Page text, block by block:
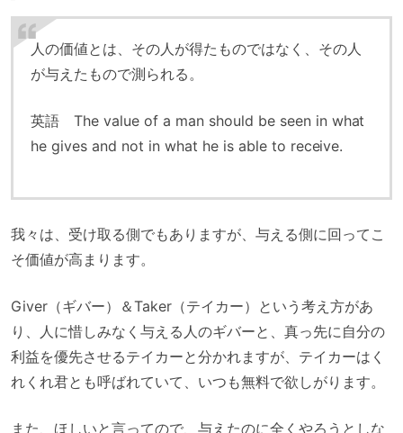
人の価値とは、その人が得たものではなく、その人
が与えたもので測られる。
英語 The value of a man should be seen in what
he gives and not in what he is able to receive.
我々は、受け取る側でもありますが、与える側に回ってこ
そ価値が高まります。
Giver（ギバー）＆Taker（テイカー）という考え方があ
り、人に惜しみなく与える人のギバーと、真っ先に自分の
利益を優先させるテイカーと分かれますが、テイカーはく
れくれ君とも呼ばれていて、いつも無料で欲しがります。
また、ほしいと言ってので、与えたのに全くやろうとしな